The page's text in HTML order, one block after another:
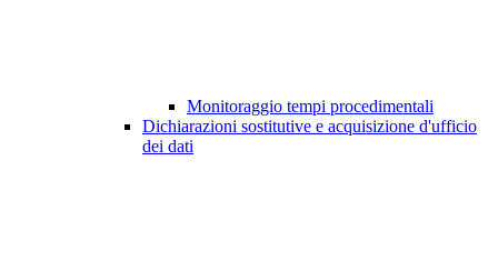
Monitoraggio tempi procedimentali
Dichiarazioni sostitutive e acquisizione d'ufficio
dei dati